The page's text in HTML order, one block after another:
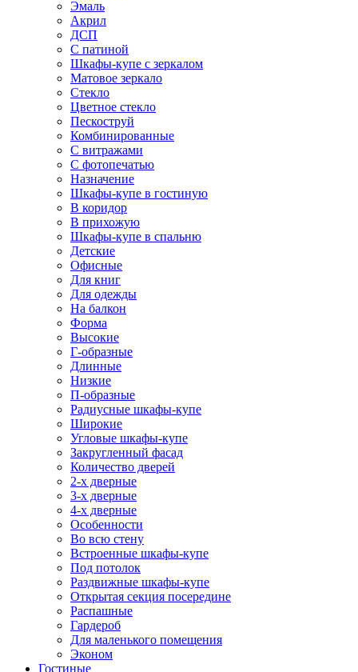
Эмаль
Акрил
ДСП
С патиной
Шкафы-купе с зеркалом
Матовое зеркало
Стекло
Цветное стекло
Пескоструй
Комбинированные
С витражами
С фотопечатью
Назначение
Шкафы-купе в гостиную
В коридор
В прихожую
Шкафы-купе в спальню
Детские
Офисные
Для книг
Для одежды
На балкон
Форма
Высокие
Г-образные
Длинные
Низкие
П-образные
Радиусные шкафы-купе
Широкие
Угловые шкафы-купе
Закругленный фасад
Количество дверей
2-х дверные
3-х дверные
4-х дверные
Особенности
Во всю стену
Встроенные шкафы-купе
Под потолок
Раздвижные шкафы-купе
Открытая секция посередине
Распашные
Гардероб
Для маленького помещения
Эконом
Гостиные